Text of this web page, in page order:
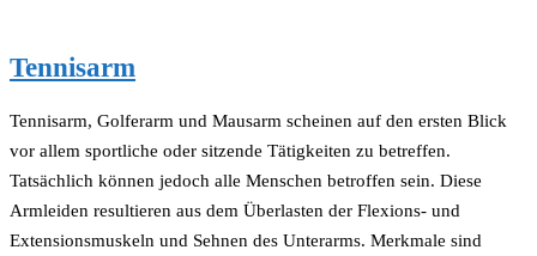
Tennisarm
Tennisarm, Golferarm und Mausarm scheinen auf den ersten Blick
vor allem sportliche oder sitzende Tätigkeiten zu betreffen.
Tatsächlich können jedoch alle Menschen betroffen sein. Diese
Armleiden resultieren aus dem Überlasten der Flexions- und
Extensionsmuskeln und Sehnen des Unterarms. Merkmale sind